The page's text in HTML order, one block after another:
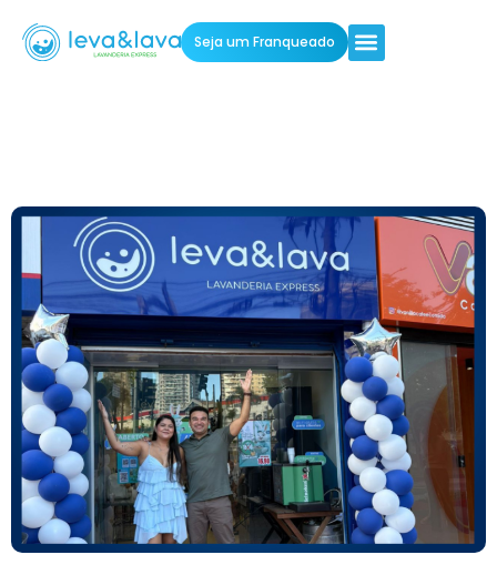
Seja um Franqueado